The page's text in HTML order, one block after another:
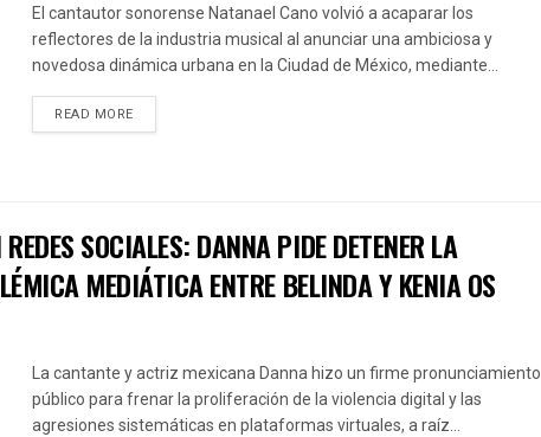
El cantautor sonorense Natanael Cano volvió a acaparar los
reflectores de la industria musical al anunciar una ambiciosa y
novedosa dinámica urbana en la Ciudad de México, mediante...
READ MORE
SOCIALES: DANNA PIDE DETENER LA
MEDIÁTICA ENTRE BELINDA Y KENIA OS
La cantante y actriz mexicana Danna hizo un firme pronunciamiento
público para frenar la proliferación de la violencia digital y las
agresiones sistemáticas en plataformas virtuales, a raíz...